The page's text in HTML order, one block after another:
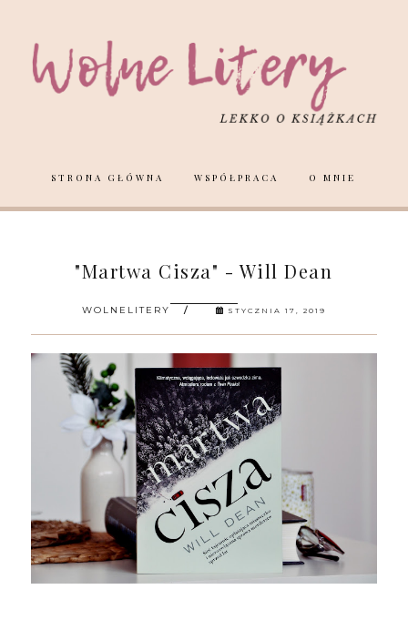
STRONA GŁÓWNA WSPÓŁPRACA O MNIE
"Martwa Cisza" - Will Dean
WOLNELITERY STYCZNIA 17, 2019